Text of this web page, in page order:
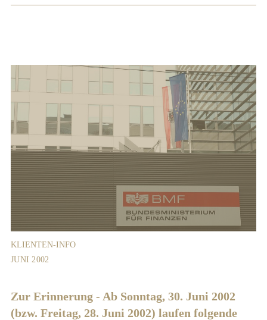
KLIENTEN-INFO
JUNI 2002
Zur Erinnerung - Ab Sonntag, 30. Juni 2002
(bzw. Freitag, 28. Juni 2002) laufen folgende